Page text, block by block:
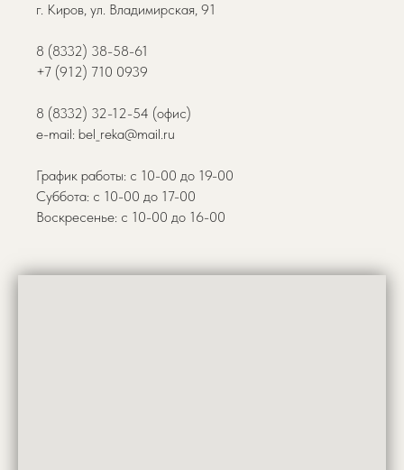
г. Киров, ул. Владимирская, 91
8 (8332) 38-58-61
+7 (912) 710 0939
8 (8332) 32-12-54 (офис)
e-mail: bel_reka@mail.ru
График работы: с 10-00 до 19-00
Суббота: с 10-00 до 17-00
Воскресенье: с 10-00 до 16-00